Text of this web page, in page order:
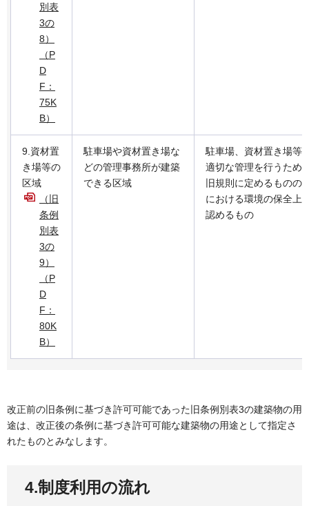
別表
3の
8）
（P
D
F：
75K
B）
9.資材置
き場等の
区域
（旧
条例
別表
3の
9）
（P
D
F：
80K
B）
駐車場や資材置き場な
どの管理事務所が建築
できる区域
駐車場、資材置き場等
適切な管理を行うため
旧規則に定めるものの
における環境の保全上
認めるもの
改正前の旧条例に基づき許可可能であった旧条例別表3の建築物の用
途は、改正後の条例に基づき許可可能な建築物の用途として指定さ
れたものとみなします。
4.制度利用の流れ